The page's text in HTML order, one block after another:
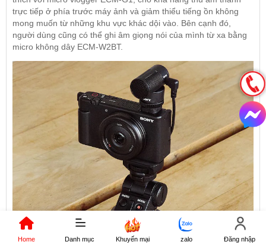
trực tiếp ở phía trước máy ảnh và giảm thiểu tiếng ồn không
mong muốn từ những khu vực khác dội vào. Bên cạnh đó,
người dùng cũng có thể ghi âm giọng nói của mình từ xa bằng
micro không dây ECM-W2BT.
Home Danh mục Khuyến mại zalo Đăng nhập